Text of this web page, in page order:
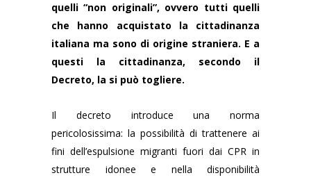
quelli “non originali”, ovvero tutti quelli
che hanno acquistato la cittadinanza
italiana ma sono di origine straniera. E a
questi la cittadinanza, secondo il
Decreto, la si può togliere.
Il decreto introduce una norma
pericolosissima: la possibilità di trattenere ai
fini dell’espulsione migranti fuori dai CPR in
strutture idonee e nella disponibilità